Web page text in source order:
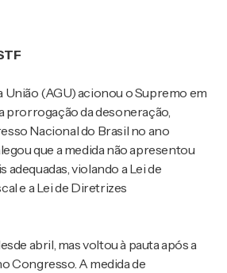
União (AGU) acionou o Supremo em
prorrogação da desoneração,
Nacional do Brasil no ano
que a medida não apresentou
violando a Lei de
e a Lei de Diretrizes
abril, mas voltou à pauta após a
Congresso. A medida de